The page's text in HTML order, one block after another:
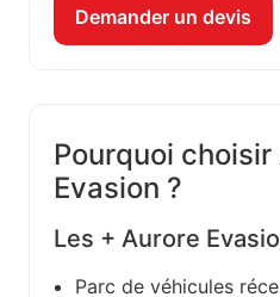
Demander un devis
Pourquoi choisir
Evasion ?
Les + Aurore
Parc de véhicules